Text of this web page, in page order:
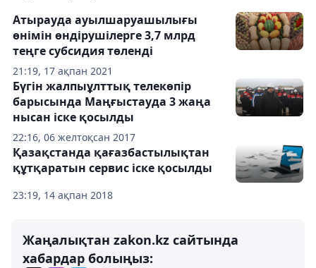
21:19, 17 ақпан 2021
Атырауда ауылшаруашылығы
өнімін өндірушілерге 3,7 млрд
теңге субсидия төленді
22:16, 06 желтоқсан 2017
Бүгін жалпыұлттық телекөпір
барысында Маңғыстауда 3 жаңа
нысан іске қосылды
23:19, 14 ақпан 2018
Қазақстанда қағазбастылықтан
құтқаратын сервис іске қосылды
Жаңалықтан zakon.kz сайтында
хабардар болыңыз: